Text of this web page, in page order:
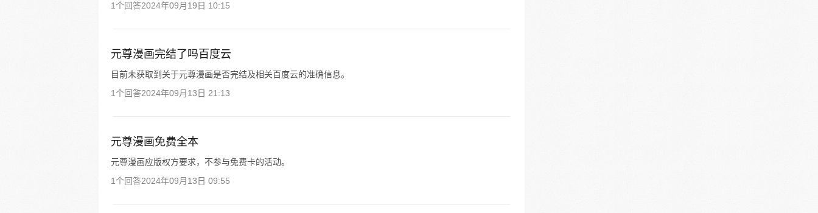
1个回答2024年09月19日 10:15
元尊漫画完结了吗百度云
目前未获取到关于元尊漫画是否完结及相关百度云的准确信息。
1个回答2024年09月13日 21:13
元尊漫画免费全本
元尊漫画应版权方要求，不参与免费卡的活动。
1个回答2024年09月13日 09:55